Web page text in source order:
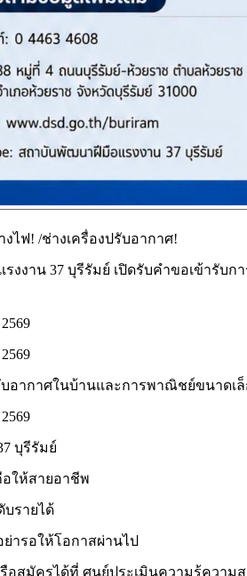
ไฟ! /ช่างเครื่องปรับอากาศ!
งงาน 37 บุรีรัมย์ เปิดรับคำขอเข้ารับ
บอากาศในบ้านและการพาณิชย์ขนาดเล็
บุรีรัมย์
ให้สายอาชีพ
บรายได้
ารอให้โอกาสผ่านไป
รือสมัครได้ที่ ศูนย์ประเมินความรู้ควา